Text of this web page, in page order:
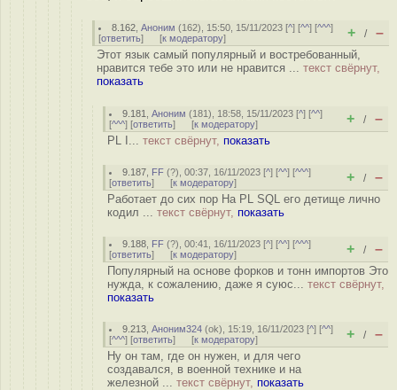
8.162 ,Аноним (162), 15:50, 15/11/2023 [^] [^^] [^^^]
[ответить] [к модератору] + / –
Этот язык самый популярный и востребованный,
нравится тебе это или не нравится ... текст свёрнут,
показать
9.181 ,Аноним (181), 18:58, 15/11/2023 [^] [^^]
[^^^] [ответить] [к модератору] + / –
PL I... текст свёрнут, показать
9.187 FF (?), 00:37, 16/11/2023 [^] [^^] [^^^]
[ответить] [к модератору] + / –
Работает до сих пор На PL SQL его детище лично
кодил ... текст свёрнут, показать
9.188 FF (?), 00:41, 16/11/2023 [^] [^^] [^^^]
[ответить] [к модератору] + / –
Популярный на основе форков и тонн импортов Это
нужда, к сожалению, даже я суюс... текст свёрнут,
показать
9.213 ,Аноним324 (ok), 15:19, 16/11/2023 [^] [^^]
[^^^] [ответить] [к модератору] + / –
Ну он там, где он нужен, и для чего
создавался, в военной технике и на
железной ... текст свёрнут, показать